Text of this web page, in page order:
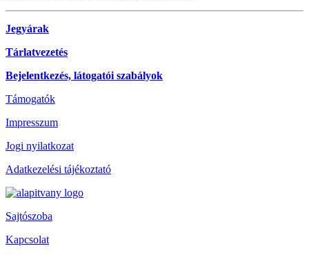
Jegyárak
Tárlatvezetés
Bejelentkezés, látogatói szabályok
Támogatók
Impresszum
Jogi nyilatkozat
Adatkezelési tájékoztató
Sajtószoba
Kapcsolat